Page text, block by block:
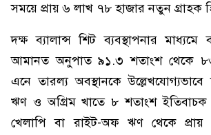
সময়ে প্রায় ৬ লাখ ৭৮ হাজার নতুন গ্রাহক
দক্ষ ব্যালান্স শিট ব্যবস্থাপনার
আমানত অনুপাত ৯১.৩ শতাংশ থেকে ৮৩
এনে তারল্য অবস্থানকে উল্লেখযোগ্যভাবে
ঋণ ও অগ্রিম খাতে ৮ শতাংশ ইতিবাচক
খেলাপি বা রাইট-অফ ঋণ থেকে